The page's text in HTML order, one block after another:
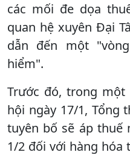
các mối đe dọa
quan hệ xuyên Đại
dẫn đến một
hiểm".
Trước đó, trong
hội ngày 17/1, Tổng
tuyên bố sẽ áp thuế
1/2 đối với hàng hóa